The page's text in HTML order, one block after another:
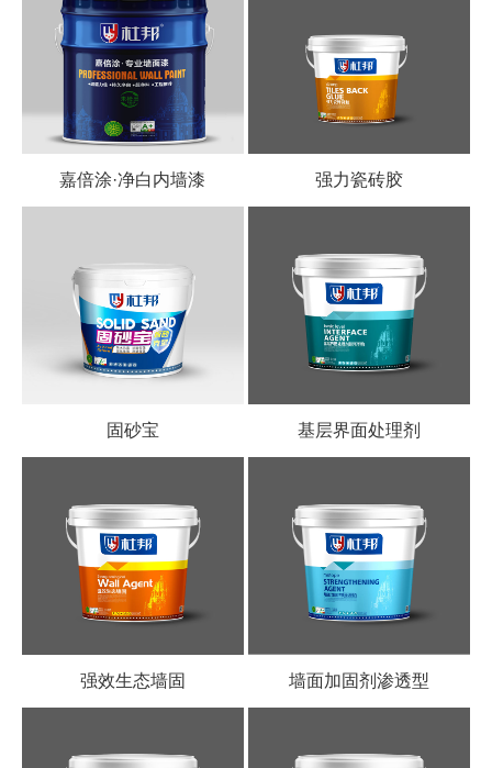
嘉倍涂·净白内墙漆 强力瓷砖胶
固砂宝 基层界面处理剂
强效生态墙固 墙面加固剂渗透型